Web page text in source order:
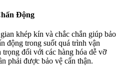
Động
khép kín và chắc chắn giúp bảo
động trong suốt quá trình vận
đối với các hàng hóa dễ vỡ
phải được bảo vệ cẩn thận.